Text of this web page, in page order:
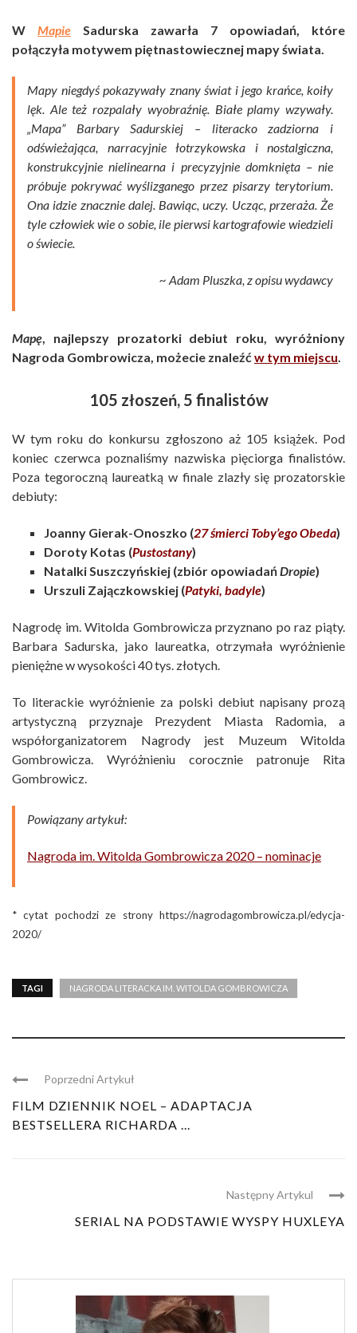
W Mapie
Sadurska zawarła 7 opowiadań, które
połączyła motywem piętnastowiecznej mapy świata.
Mapy niegdyś pokazywały znany świat i jego krańce, koiły
lęk. Ale też rozpalały wyobraźnię. Białe plamy wzywały.
„Mapa” Barbary Sadurskiej – literacko zadziorna i
odświeżająca, narracyjnie łotrzykowska i nostalgiczna,
konstrukcyjnie nielinearna i precyzyjnie domknięta – nie
próbuje pokrywać wyślizganego przez pisarzy terytorium.
Ona idzie znacznie dalej. Bawiąc, uczy. Ucząc, przeraża. Że
tyle człowiek wie o sobie, ile pierwsi kartografowie wiedzieli
o świecie.
~ Adam Pluszka, z opisu wydawcy
Mapę , najlepszy prozatorki debiut roku, wyróżniony
Nagroda Gombrowicza, możecie znaleźć w tym miejscu
105 złoszeń, 5 finalistów
W tym roku do konkursu zgłoszono aż 105 książek. Pod
koniec czerwca poznaliśmy nazwiska pięciorga finalistów.
Poza tegoroczną laureatką w finale zlazły się prozatorskie
debiuty:
Joanny Gierak-Onoszko (27 śmierci Toby’ego Obeda)
Doroty Kotas (Pustostany)
Natalki Suszczyńskiej (zbiór opowiadańDropie)
Urszuli Zajączkowskiej (Patyki, badyle)
Nagrodę im. Witolda Gombrowicza przyznano po raz piąty.
Barbara Sadurska, jako laureatka, otrzymała wyróżnienie
pieniężne w wysokości 40 tys. złotych.
To literackie wyróżnienie za polski debiut napisany prozą
artystyczną przyznaje Prezydent Miasta Radomia, a
współorganizatorem Nagrody jest Muzeum Witolda
Gombrowicza. Wyróżnieniu corocznie patronuje Rita
Gombrowicz.
Powiązany artykuł:
Nagroda im. Witolda Gombrowicza 2020 – nominacje
* cytat pochodzi ze strony https://nagrodagombrowicza.pl/edycja-
2020/
TAGI NAGRODA LITERACKA IM. WITOLDA GOMBROWICZA
Poprzedni Artykuł
FILM DZIENNIK NOEL – ADAPTACJA
BESTSELLERA RICHARDA ...
Następny Artykul
SERIAL NA PODSTAWIE WYSPY HUXLEYA